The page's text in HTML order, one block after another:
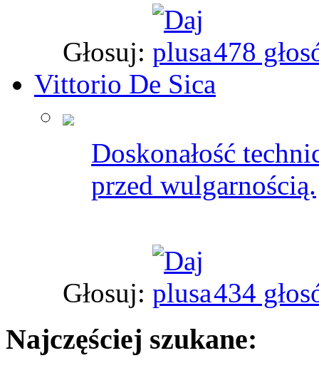
Głosuj:
478
Vittorio De Sica
Doskonałość
przed wulgarnością.
Głosuj: 434
Najczęściej szukane: